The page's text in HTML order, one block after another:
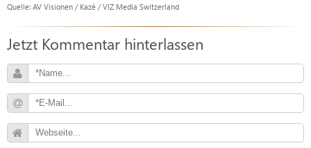
Quelle: AV Visionen / Kazé / VIZ Media Switzerland
Jetzt Kommentar hinterlassen